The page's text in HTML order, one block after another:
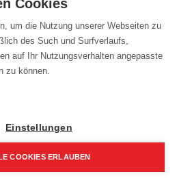
Cookies
um die Nutzung unserer Webseiten zu
des Such und Surfverlaufs,
auf Ihr Nutzungsverhalten angepasste
zu können.
Einstellungen
COOKIES ERLAUBEN